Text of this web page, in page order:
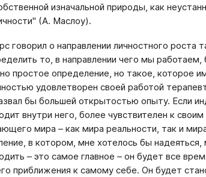
изначальной природы, как
(А. Маслоу).
говорил о направлении личностного роста
то, в направлении чего мы
простое определение, но такое, которое
удовлетворен своей работой
бы большей открытостью опыту. Если
внутри него, более чувствителен к
мира – как мира реальности, так и
в котором, мне хотелось бы
– это самое главное – он будет все
приближения к самому себе. Он будет